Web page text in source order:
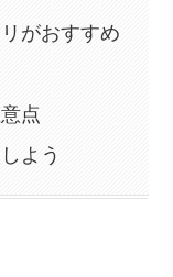
がおすすめ
点
よう